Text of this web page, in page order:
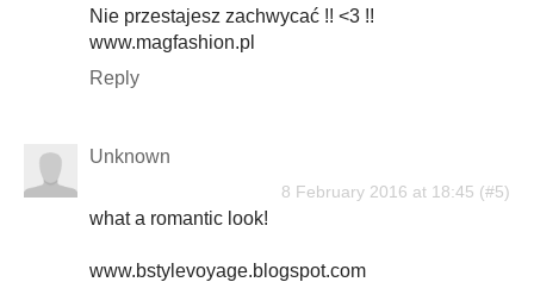
Nie przestajesz zachwycać !! <3 !!
www.magfashion.pl
Reply
Unknown
8 February 2016 at 18:45
what a romantic look!
www.bstylevoyage.blogspot.com